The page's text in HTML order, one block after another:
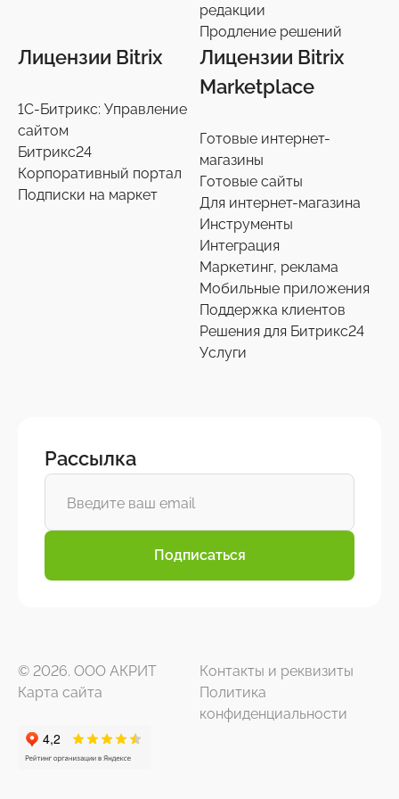
Переход на старшие редакции8
редакции
Продление решений
Лицензии Bitrix
1С-Битрикс: Управление
сайтом
Битрикс24
Корпоративный портал
Подписки на маркет
Лицензии Bitrix
Marketplace
Готовые интернет-
магазины
Готовые сайты
Для интернет-магазина
Инструменты
Интеграция
Маркетинг, реклама
Мобильные приложения
Поддержка клиентов
Решения для Битрикс24
Услуги
Рассылка
Подписаться
© 2026. ООО АКРИТ
Контакты и реквизиты
Карта сайта
Политика
конфиденциальности